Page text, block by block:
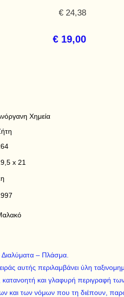
€ 24,38
€ 19,00
Χημεία
x 21
– Πλάσμα.
αυτής περιλαμβάνει ύλη
και γλαφυρή περιγραφή των
και των νόμων που τη διέπουν,